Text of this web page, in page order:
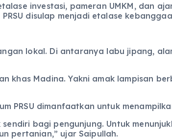
investasi, pameran UMKM, dan
disulap menjadi etalase
lokal. Di antaranya labu jipang,
khas Madina. Yakni amak lampisan
PRSU dimanfaatkan untuk
bagi pengunjung. Untuk
pertanian,” ujar Saipullah.